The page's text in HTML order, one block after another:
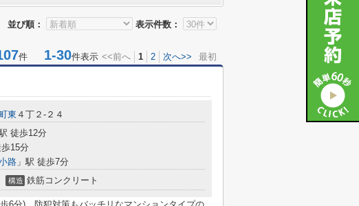
並び順： 表示件数：
件 1-30件表示 <<前へ 1 2 次へ>> 最初
東 ４丁２-２４
徒歩12分
歩15分
路 」駅 徒歩7分
構造 鉄筋コンクリート